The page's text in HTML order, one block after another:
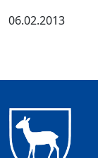
06.02.2013